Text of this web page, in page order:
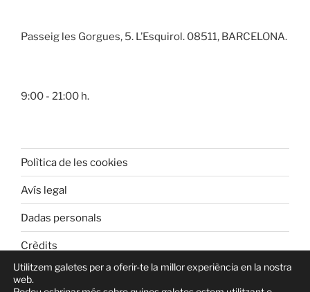
Passeig les Gorgues, 5. L’Esquirol. 08511, BARCELONA.
9:00 - 21:00 h.
Polìtica de les cookies
Avís legal
Dadas personals
Crèdits
Utilitzem galetes per a oferir-te la millor experiència en la nostra
web.